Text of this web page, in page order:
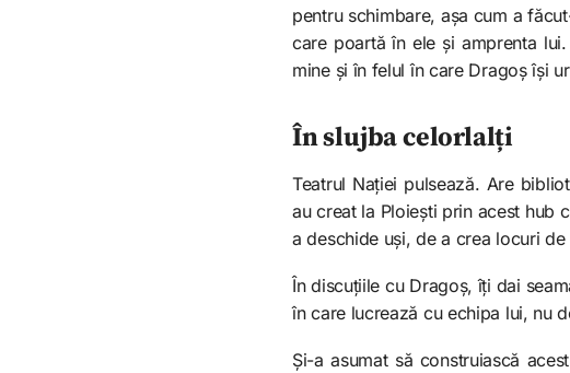
pentru schimbare, așa cum a
care poartă în ele și amprenta
mine și în felul în care Dragoș își
În slujba celorlalți
Teatrul Nației pulsează. Are
au creat la Ploiești prin acest hub
a deschide uși, de a crea locuri
În discuțiile cu Dragoș, îți dai
în care lucrează cu echipa lui, nu
Și-a asumat să construiască